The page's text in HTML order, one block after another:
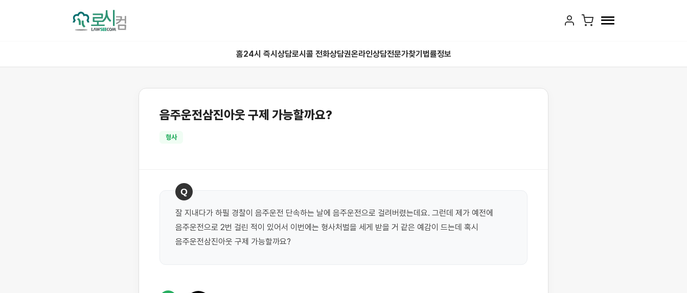
홈24시 즉시상담로시콜 전화상담권온라인상담전문가찾기 법률정보
음주운전삼진아웃 구제 가능할까요?
형사
Q
잘 지내다가 하필 경찰이 음주운전 단속하는 날에 음주운전으로 걸려버렸는데요. 그런데 제가 예전에
음주운전으로 2번 걸린 적이 있어서 이번에는 형사처벌을 세게 받을 거 같은 예감이 드는데 혹시
음주운전삼진아웃 구제 가능할까요?